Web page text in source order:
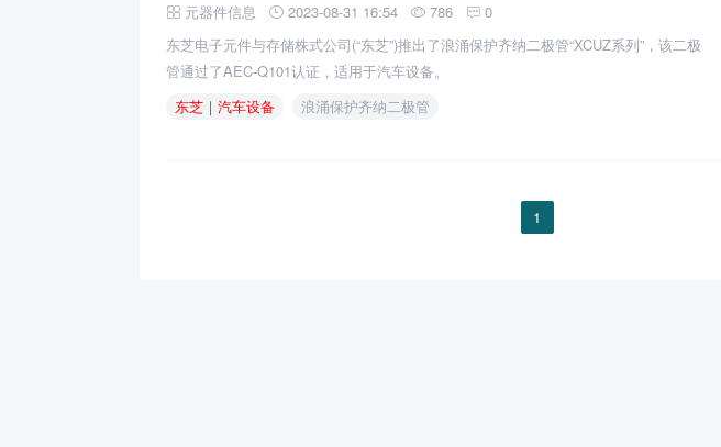
元器件信息
2023-08-31 16:54 786
0
东芝电子元件与存储株式公司(“东芝”)推出了浪涌保护齐纳二极管“XCUZ系列”，该二极
管通过了AEC-Q101认证，适用于汽车设备。
东芝｜汽车设备
浪涌保护齐纳二极管
1